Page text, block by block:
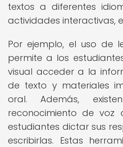
textos a diferentes
actividades interactivas,
Por ejemplo, el uso de
permite a los
visual acceder a la
de texto y materiales
oral. Además,
reconocimiento de voz
estudiantes dictar sus
escribirlas. Estas